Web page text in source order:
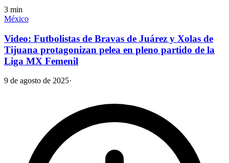
3 min
México
Video: Futbolistas de Bravas de Juárez y Xolas de
Tijuana protagonizan pelea en pleno partido de la
Liga MX Femenil
9 de agosto de 2025·